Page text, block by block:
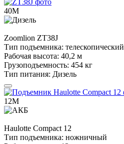
40М
Zoomlion ZT38J
Тип подъемника: телескопический
Рабочая высота: 40,2 м
Грузоподъемность: 454 кг
Тип питания: Дизель
12М
Haulotte Compact 12
Тип подъемника: ножничный